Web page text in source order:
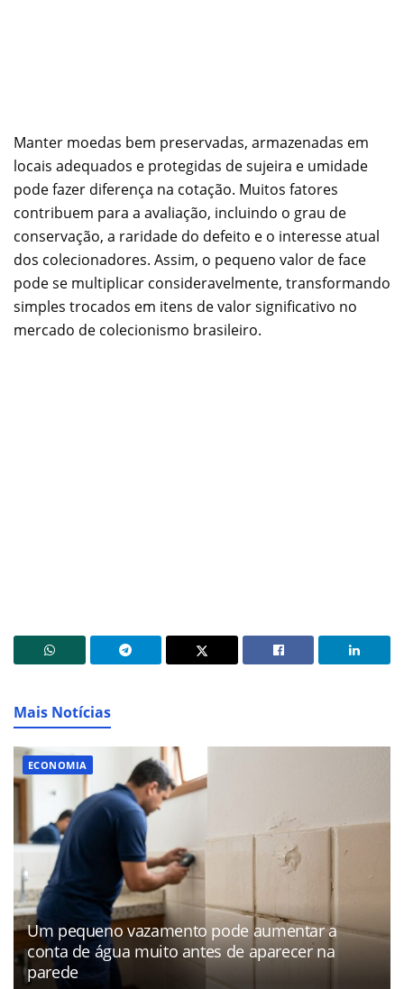
Manter moedas bem preservadas, armazenadas em
locais adequados e protegidas de sujeira e umidade
pode fazer diferença na cotação. Muitos fatores
contribuem para a avaliação, incluindo o grau de
conservação, a raridade do defeito e o interesse atual
dos colecionadores. Assim, o pequeno valor de face
pode se multiplicar consideravelmente, transformando
simples trocados em itens de valor significativo no
mercado de colecionismo brasileiro.
Mais Notícias
ECONOMIA
Um pequeno vazamento pode aumentar a
conta de água muito antes de aparecer na
parede